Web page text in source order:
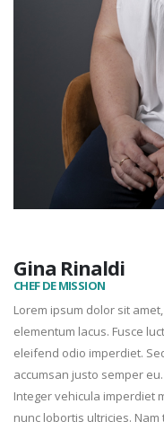
Gina Rinaldi
CHEF DE MISSION
Lorem ipsum dolor sit
elementum lacus. Fusce
eleifend odio imperdiet.
accumsan justo semper
Integer vehicula imperdiet
nunc lobortis ultricies. Nam